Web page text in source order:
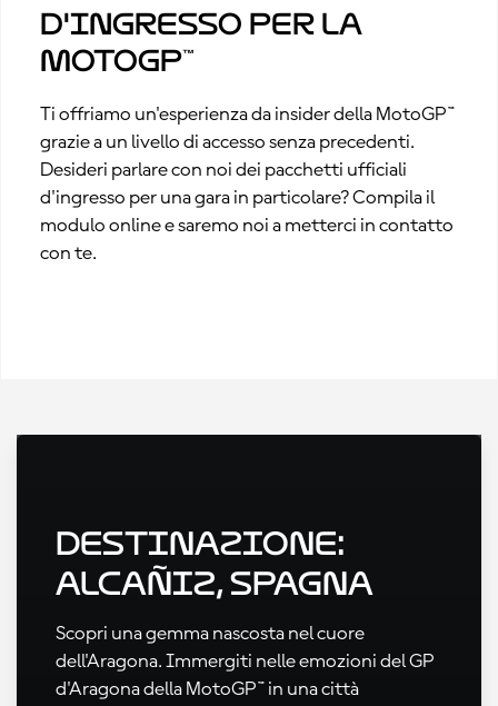
d'ingresso per la
MotoGP™
Ti offriamo un'esperienza da insider della MotoGP™
grazie a un livello di accesso senza precedenti.
Desideri parlare con noi dei pacchetti ufficiali
d'ingresso per una gara in particolare? Compila il
modulo online e saremo noi a metterci in contatto
con te.
Destinazione:
Alcañiz, Spagna
Scopri una gemma nascosta nel cuore
dell'Aragona. Immergiti nelle emozioni del GP
d'Aragona della MotoGP™ in una città